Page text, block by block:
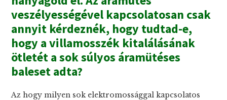
veszélyességével kapcsolatosan csak
annyit kérdeznék, hogy tudtad-e,
hogy a villamosszék kitalálásának
ötletét a sok súlyos áramütéses
baleset adta?
Az hogy milyen sok elektromossággal kapcsolatos